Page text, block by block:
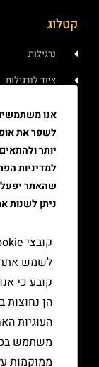
קטלוג
נרגילות
ציוד לנרגילות
טבק
ציוד למעשן
יצירת קשר
לשפר את
יותר
למדיניות
שהאתר יפעל
ניתן לשנות
לשמש
קובע כי
הן נחוצות
העוגיות
משתמש
ממוקמות